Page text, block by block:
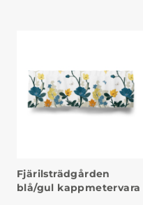
Fjärilsträdgården
blå/gul kappmetervara